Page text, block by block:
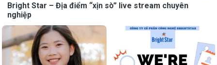
Bright Star – Địa điểm “xịn sò” live stream chuyên
nghiệp